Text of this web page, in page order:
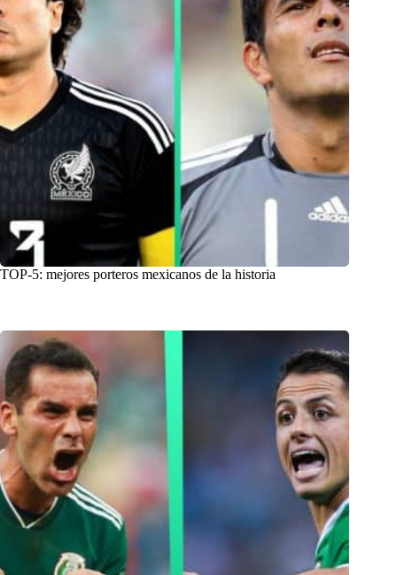
TOP-5: mejores porteros mexicanos de la historia